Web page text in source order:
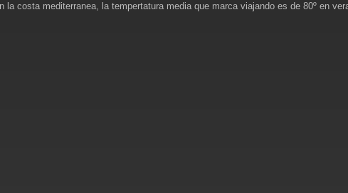
la costa mediterranea, la tempertatura media que marca viajando es de 80º en